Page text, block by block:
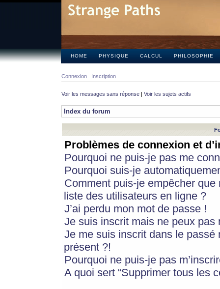
HOME PHYSIQUE CALCUL PHILOSOPHIE
Connexion Inscription
Voir les messages sans réponse | Voir les sujets actifs
Index du forum
Problèmes de connexion et
Pourquoi ne puis-je pas me
Pourquoi suis-je
Comment puis-je empêcher
liste des utilisateurs en ligne ?
J’ai perdu mon mot de passe !
Je suis inscrit mais ne peux pas
Je me suis inscrit dans le
présent ?!
Pourquoi ne puis-je pas
A quoi sert “Supprimer tous les